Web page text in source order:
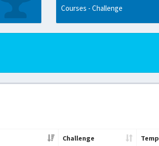
Courses - Challenge
Challenge